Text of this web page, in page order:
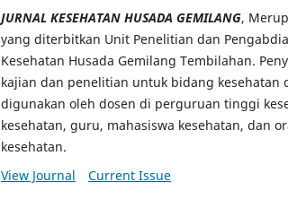
JURNAL KESEHATAN HUSADA GEMILANG,
yang diterbitkan Unit Penelitian dan
Kesehatan Husada Gemilang Tembilahan.
kajian dan penelitian untuk bidang
digunakan oleh dosen di perguruan tinggi
kesehatan, guru, mahasiswa kesehatan, dan
kesehatan.
View Journal
Current Issue